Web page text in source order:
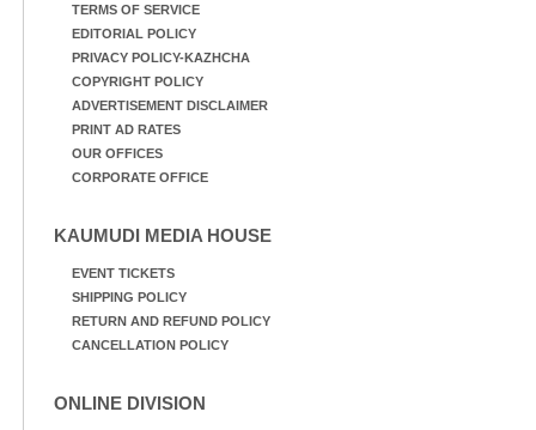
TERMS OF SERVICE
EDITORIAL POLICY
PRIVACY POLICY-KAZHCHA
COPYRIGHT POLICY
ADVERTISEMENT DISCLAIMER
PRINT AD RATES
OUR OFFICES
CORPORATE OFFICE
KAUMUDI MEDIA HOUSE
EVENT TICKETS
SHIPPING POLICY
RETURN AND REFUND POLICY
CANCELLATION POLICY
ONLINE DIVISION